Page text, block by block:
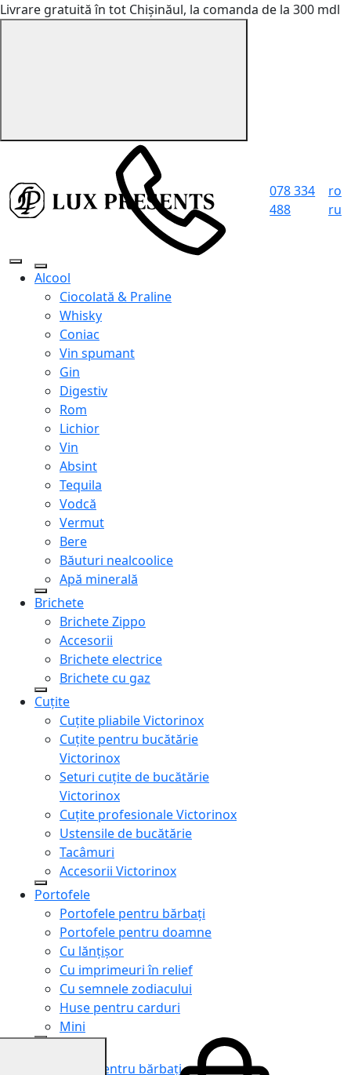
Livrare gratuită în tot Chișinăul, la comanda de la 300 mdl
078 334
488
ro
ru
Alcool
Ciocolată & Praline
Whisky
Coniac
Vin spumant
Gin
Digestiv
Rom
Lichior
Vin
Absint
Tequila
Vodcă
Vermut
Bere
Băuturi nealcoolice
Apă minerală
Brichete
Brichete Zippo
Accesorii
Brichete electrice
Brichete cu gaz
Cuțite
Cuțite pliabile Victorinox
Cuțite pentru bucătărie
Victorinox
Seturi cuțite de bucătărie
Victorinox
Cuțite profesionale Victorinox
Ustensile de bucătărie
Tacâmuri
Accesorii Victorinox
Portofele
Portofele pentru bărbați
Portofele pentru doamne
Cu lănțișor
Cu imprimeuri în relief
Cu semnele zodiacului
Huse pentru carduri
Mini
Genți pentru bărbați